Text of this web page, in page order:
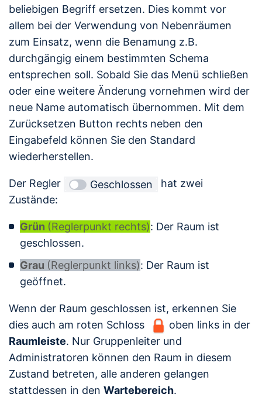
beliebigen Begriff ersetzen. Dies kommt vor
allem bei der Verwendung von Nebenräumen
zum Einsatz, wenn die Benamung z.B.
durchgängig einem bestimmten Schema
entsprechen soll. Sobald Sie das Menü schließen
oder eine weitere Änderung vornehmen wird der
neue Name automatisch übernommen. Mit dem
Zurücksetzen Button rechts neben den
Eingabefeld können Sie den Standard
wiederherstellen.
Der Regler Geschlossen
hat zwei
Zustände:
Grün (Reglerpunkt rechts): Der Raum ist
geschlossen.
Grau (Reglerpunkt links): Der Raum ist
geöffnet.
Wenn der Raum geschlossen ist, erkennen Sie
dies auch am roten Schloss
oben links in der
Raumleiste. Nur Gruppenleiter und
Administratoren können den Raum in diesem
Zustand betreten, alle anderen gelangen
stattdessen in den Wartebereich.